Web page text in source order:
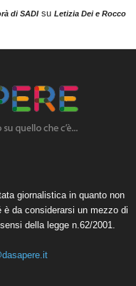
di SADIsu Letizia Dei e Rocco
giornalistica in quanto non
è da considerarsi un mezzo di
della legge n.62/2001.